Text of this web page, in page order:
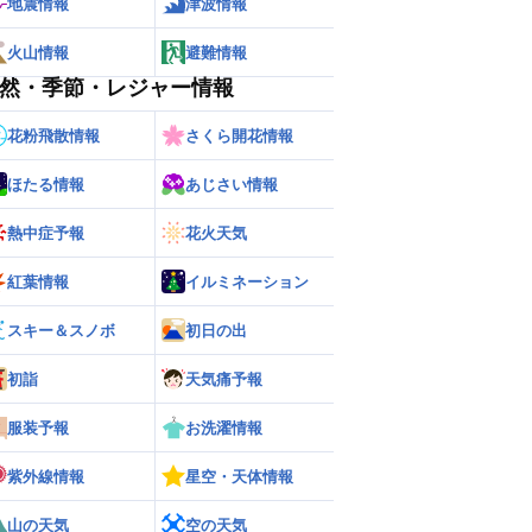
地震情報 津波情報
火山情報 避難情報
・季節・レジャー情報
花粉飛散情報 さくら開花情報
ほたる情報 あじさい情報
熱中症予報 花火天気
紅葉情報 イルミネーション
スキー＆スノボ 初日の出
初詣 天気痛予報
服装予報 お洗濯情報
紫外線情報 星空・天体情報
山の天気 空の天気